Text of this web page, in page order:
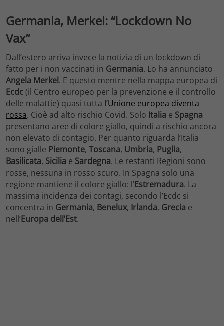
Germania, Merkel: “Lockdown No
Vax”
Dall’estero arriva invece la notizia di un lockdown di
fatto per i non vaccinati in Germania. Lo ha annunciato
Angela Merkel. E questo mentre nella mappa europea di
Ecdc(il Centro europeo per la prevenzione e il controllo
delle malattie) quasi tutta l’Unione europea diventa
rossa. Cioè ad alto rischio Covid. Solo Italia e Spagna
presentano aree di colore giallo, quindi a rischio ancora
non elevato di contagio. Per quanto riguarda l’Italia
sono gialle Piemonte, Toscana, Umbria, Puglia,
Basilicata, Sicilia e Sardegna. Le restanti Regioni sono
rosse, nessuna in rosso scuro. In Spagna solo una
regione mantiene il colore giallo: l’Estremadura. La
massima incidenza dei contagi, secondo l’Ecdc si
concentra in Germania, Benelux, Irlanda, Grecia e
nell’Europa dell’Est.